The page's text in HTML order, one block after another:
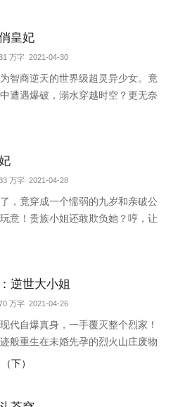
好！再给他泼盆冰水降降火！” “太
哒不好啦！太子妃大大甩了三张爆
妃娘娘连人带屋炸上天了！” 某太子
好！不愧是我妻，就是辣么给力！” “
皇妃
万字 2021-04-30
智商逆天的世界级超灵异少女。竟
遭遇爆破，溺水穿越时空？更无奈
错下摇身一变，成为相国府三岁千
下的夙国质子猛抛媚眼。。群臣憋
。新婚那晚。大楚少年天子，本想
这个小妻子，作为一名即将成为皇
人，何谓庄重，何谓礼仪，何谓母
万字 2021-04-28
，竟穿成一个懦弱的九岁和亲破公
意！贵族小姐还敢欺负她？哼，让
她的手段！拳殴小主，暴打奴才，
逆世大小姐
万字 2021-04-26
代自爆真身，一手覆灭整个烈家！
般重生在未婚先孕的烈火山庄废物
平时练练功法，陪儿子在后山淘点
下）